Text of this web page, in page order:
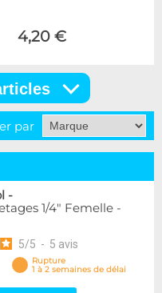
4,20 €
par
-
1/4" Femelle -
5/5 - 5 avis
Rupture
1 à 2 semaines de délai